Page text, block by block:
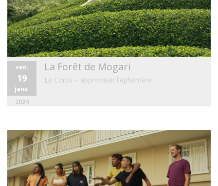
ven.
19
janv.
2024
La Forêt de Mogari
Le Corps – apprivoiser l'éphémère